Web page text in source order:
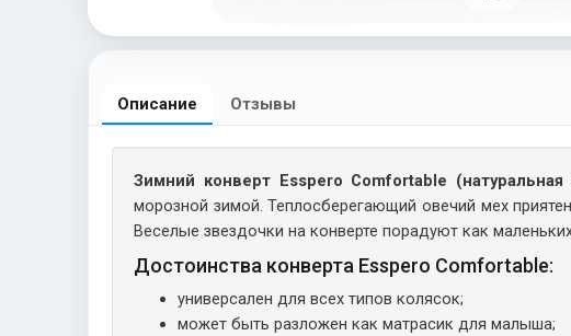
Описание Отзывы
Зимний конверт Esspero Comfortable (натуральная
морозной зимой. Теплосберегающий овечий мех
Веселые звездочки на конверте порадуют как
Достоинства конверта Esspero Comfortable:
универсален для всех типов колясок;
может быть разложен как матрасик для малыша;